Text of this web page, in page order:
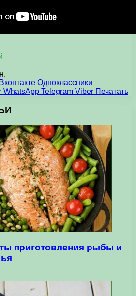
Вконтакте Одноклассники
WhatsApp Telegram Viber Печатать
приготовления рыбы и